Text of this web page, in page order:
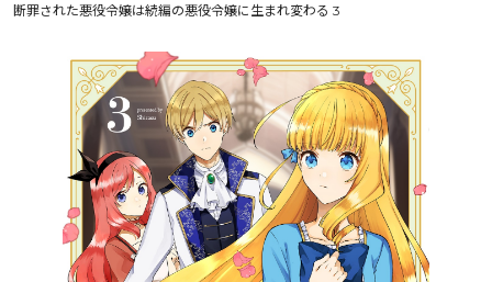
その他 通販・NEWS
企業
会社概要
採用情報
アクセス
オーバーラップホールディングス
お問い合わせはこちら
オーバーラップ文庫
オーバーラップノベルス
断罪された悪役令嬢は続編の悪役令嬢に生まれ変わる 3